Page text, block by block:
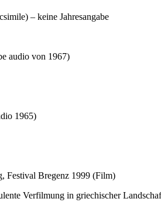
– keine Jahresangabe
audio von 1967)
1965)
Festival Bregenz 1999 (Film)
Verfilmung in griechischer